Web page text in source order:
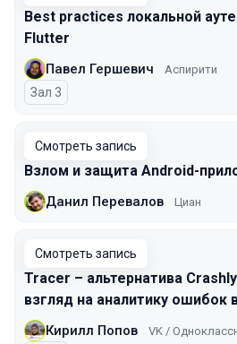
Best practices локальной
Flutter
Павел Гершевич Аспирити
Зал 3
Смотреть запись
Взлом и защита Android-
Данил Перевалов Циан
Смотреть запись
Tracer – альтернатива
взгляд на аналитику ошибок
Кирилл Попов VK /